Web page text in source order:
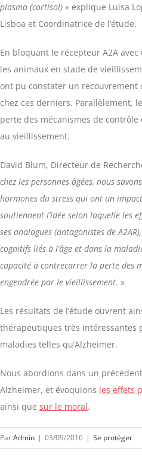
plasma (cortisol) » explique Luisa
Lisboa et Coordinatrice de l’étude.
En bloquant le récepteur A2A
les animaux en stade de
ont pu constater un recouvrement
chez ces derniers. Parallèlement,
perte des mécanismes de contrôle
au vieillissement.
David Blum, Directeur de
chez les personnes âgées, nous
hormones du stress qui ont un
soutiennent l’idée selon laquelle les
ses analogues (antagonistes de
cognitifs liés à l’âge et dans la
capacité à contrecarrer la perte des
engendrée par le vieillissement. »
Les résultats de l’étude ouvrent
thérapeutiques très intéressantes
maladies telles qu’Alzheimer.
Nous abordions dans un précédent
Alzheimer, et évoquions les effets
ainsi que sur le moral.
ParAdmin | 03/09/2016 | Se protéger